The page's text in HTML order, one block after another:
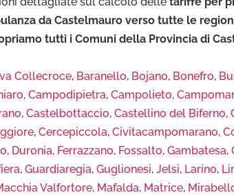
da Castelmauro verso tutte le
tutti i Comuni della Provincia di
Collecroce, Baranello, Bojano, Bonefro,
,Campodipietra,Campolieto,
,Castelbottaccio,Castellino del Biferno,
,Cercepiccola,Civitacampomarano,
, Duronia, Ferrazzano, Fossalto,Gambatesa,
,Guardiaregia,Guglionesi,Jelsi, Larino,
Valfortore, Mafalda, Matrice,